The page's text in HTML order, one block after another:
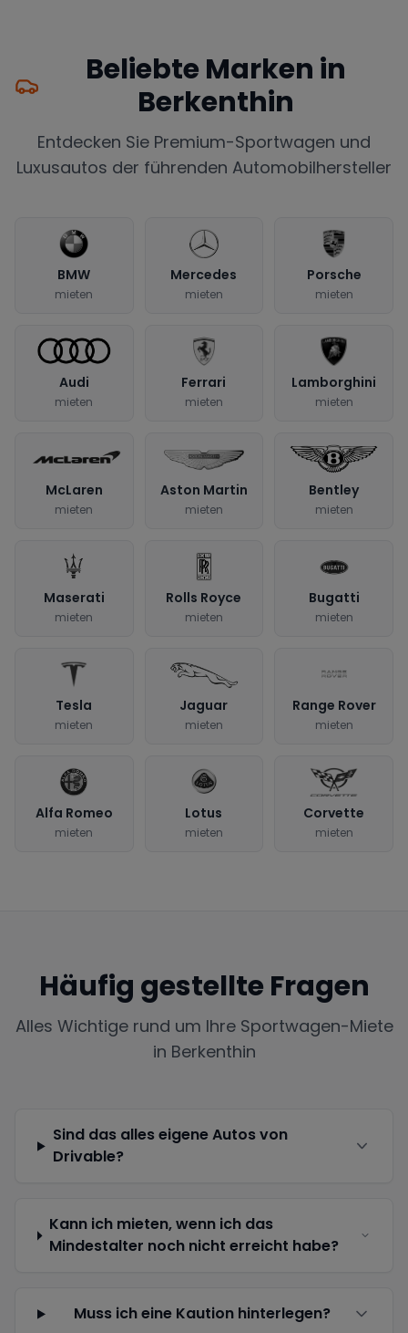
Beliebte Marken in
Berkenthin
Entdecken Sie Premium-Sportwagen und
Luxusautos der führenden Automobilhersteller
BMW
mieten
Mercedes
mieten
Porsche
mieten
Audi
mieten
Ferrari
mieten
Lamborghini
mieten
McLaren
mieten
Aston Martin
mieten
Bentley
mieten
Maserati
mieten
Rolls Royce
mieten
Bugatti
mieten
Tesla
mieten
Jaguar
mieten
Range Rover
mieten
Alfa Romeo
mieten
Lotus
mieten
Corvette
mieten
Häufig gestellte Fragen
Alles Wichtige rund um Ihre Sportwagen-Miete
in Berkenthin
Sind das alles eigene Autos von
Drivable?
Kann ich mieten, wenn ich das
Mindestalter noch nicht erreicht habe?
Muss ich eine Kaution hinterlegen?